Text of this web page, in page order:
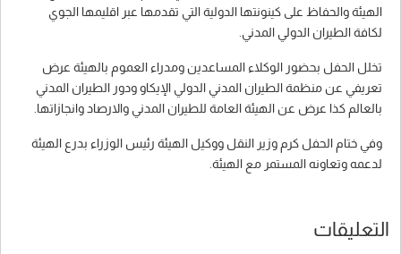
الهيئة والحفاظ على كينونتها الدولية التي تقدمها عبر اقليمها الجوي
لكافة الطيران الدولي المدني.
تخلل الحفل بحضور الوكلاء المساعدين ومدراء العموم بالهيئة عرض
تعريفي عن منظمة الطيران المدني الدولي الإيكاو ودور الطيران المدني
بالعالم كذا عرض عن الهيئة العامة للطيران المدني والارصاد وانجازاتها.
وفي ختام الحفل كرم وزير النقل ووكيل الهيئة رئيس الوزراء بدرع الهيئة
لدعمه وتعاونه المستمر مع الهيئة.
التعليقات